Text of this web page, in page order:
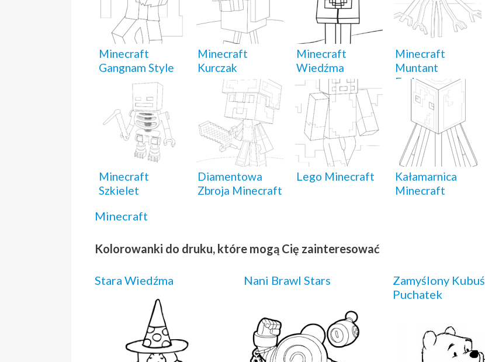
Minecraft
Gangnam Style
Minecraft
Kurczak
Minecraft
Wiedźma
Minecraft
Muntant
Enderman
Minecraft
Szkielet
Diamentowa
Zbroja Minecraft
Lego Minecraft
Kałamarnica
Minecraft
Minecraft
Kolorowanki do druku, które mogą Cię zainteresować
Stara Wiedźma Nani Brawl Stars
Zamyślony Kubuś
Puchatek